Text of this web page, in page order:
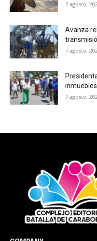
7 agosto,
Avanza
7 agosto,
7 agosto,